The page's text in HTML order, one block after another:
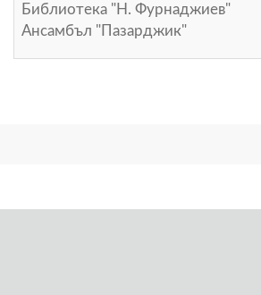
Библиотека "Н. Фурнаджиев"
Ансамбъл "Пазарджик"